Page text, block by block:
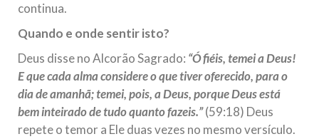
continua.
Quando e onde sentir isto?
Deus disse no Alcorão Sagrado: “Ó fiéis, temei a Deus!
E que cada alma considere o que tiver oferecido, para o
dia de amanhã; temei, pois, a Deus, porque Deus está
bem inteirado de tudo quanto fazeis.”(59:18) Deus
repete o temor a Ele duas vezes no mesmo versículo.